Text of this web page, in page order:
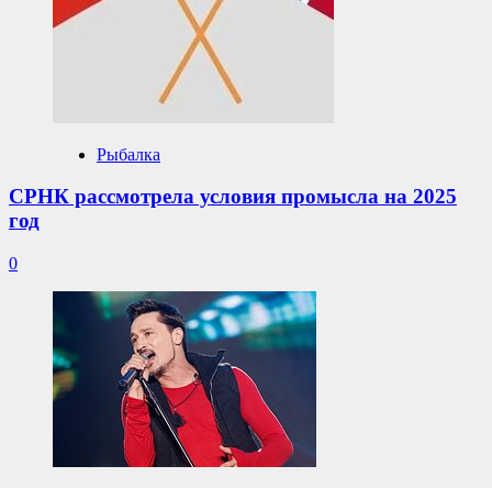
Рыбалка
СРНК рассмотрела условия промысла на 2025
год
0